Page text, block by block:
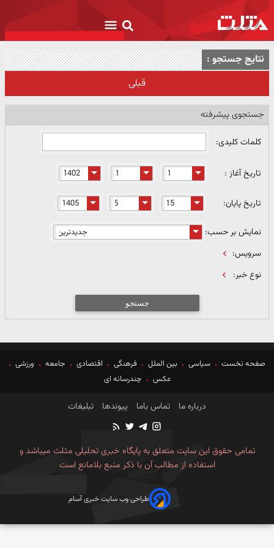
نتایج جستجو :
قبلی
جستجوی پیشرفته
کلمات کلیدی:
تاریخ آغاز :
تاریخ پایان:
نمایش بر حسب:
سرویس:
نوع خبر:
جستجو
صفحه نخست سیاسی بین الملل فرهنگی اقتصادی جامعه
ورزشی
عکس
چندرسانه ای
درباره ما تماس باما پیوندها تبلیغات
تمامی حقوق این سایت متعلق به پایگاه خبری تحلیلی مثلث میباشد و
استفاده از مطالب آن با ذکر منبع بلامانع است
طراحی وب سایت خبری آسام